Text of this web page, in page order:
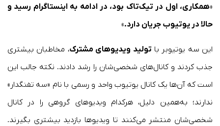
«همکاری، اول در تیک‌تاک بود، در ادامه به اینستاگرام رسید و
حالا در یوتیوب جریان دارد.»
این سه یوتیوبر با تولید ویدیوهای مشترک، مخاطبان بیشتری
جذب کردند و کانال‌های شخصی‌شان را رشد دادند. نکته جالب این
است که آن‌ها یک کانال یوتیوب واحد و رسمی با نام «سه تفنگدار»
ندارند؛ به‌همین دلیل، هرکدام ویدیوهای گروهی را در کانال
شخصی‌شان منتشر می‌کنند تا ویدیوها بازدید بیشتری بگیرند.